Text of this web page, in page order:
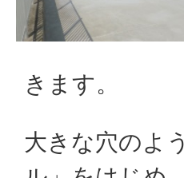
きます。
大きな穴のよ